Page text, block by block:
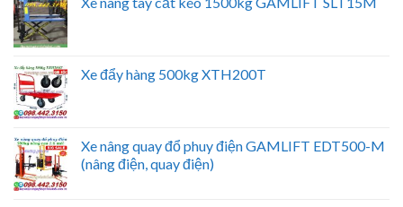
Xe đẩy hàng 500kg XTH200T
Xe nâng quay đổ phuy điện GAMLIFT EDT500-M
(nâng điện, quay điện)